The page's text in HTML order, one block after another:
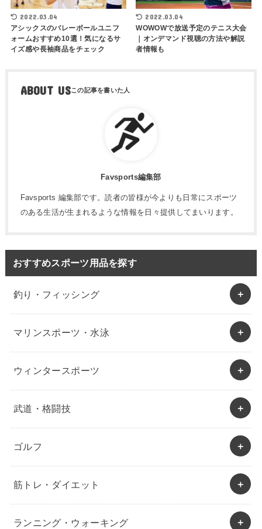
2022.03.04
アシックスのバレーボールユニフ
ォームおすすめ10選！気になるサ
イズ感や長袖商品をチェック
2022.03.04
WOWOWで放送予定のテニス大会
｜オンデマンド視聴の方法や解説
者情報も
ABOUT US
Favsports編集部
Favsports 編集部です。読者の皆様が今よりも日常にスポーツ
のある生活が生まれるような情報を日々提供してまいります。
おすすめスポーツ用品を探す
釣り・フィッシング
マリンスポーツ・水泳
ウィンタースポーツ
武道・格闘技
ゴルフ
筋トレ・ダイエット
ランニング・ウォーキング